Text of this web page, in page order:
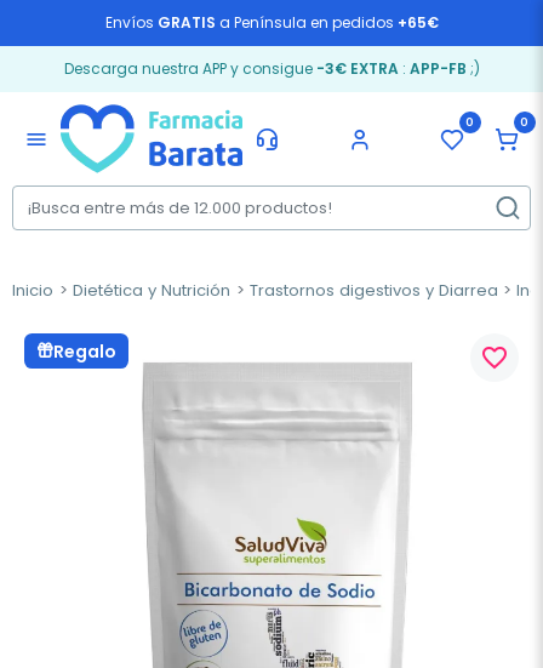
Envíos GRATIS a Península en pedidos +65€
Descarga nuestra APP y consigue -3€ EXTRA: APP-FB ;)
menu
0 0
Inicio Dietética y Nutrición Trastornos digestivos y Diarrea
Regalo favorite_border